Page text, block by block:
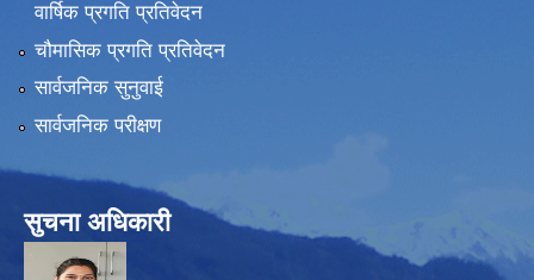
वार्षिक प्रगति प्रतिवेदन
चौमासिक प्रगति प्रतिवेदन
सार्वजनिक सुनुवाई
सार्वजनिक परीक्षण
सुचना अधिकारी